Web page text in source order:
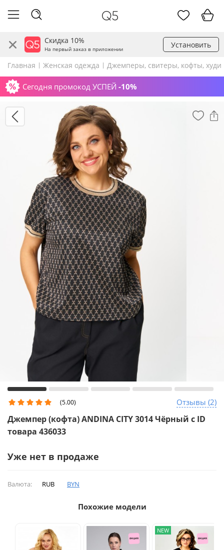
Скидка 10%
На первый заказ в приложении Установить
Главная Женская одежда Джемперы, свитеры, кофты, худи
Сегодня промокод УСПЕЙ -10%
(5.00) Отзывы (2)
Джемпер (кофта) ANDINA CITY 3014 Чёрный с ID
товара 436033
Уже нет в продаже
Валюта: RUB BYN
Похожие модели
NEW